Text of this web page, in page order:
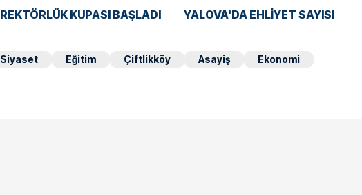
REKTÖRLÜK KUPASI BAŞLADI YALOVA'DA EHLİYET SAYISI
Siyaset Eğitim Çiftlikköy Asayiş
Ekonomi